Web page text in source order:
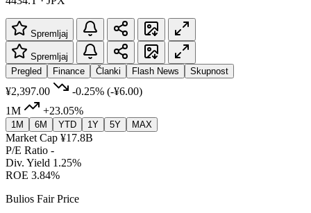
Spremljaj
Spremljaj
Pregled
Finance Članki Flash News Skupnost
¥2,397.00 -0.25% (-¥6.00)
1M
+23.05%
1M 6M YTD 1Y 5Y MAX
Market Cap ¥17.8B
P/E Ratio -
Div. Yield 1.25%
ROE 3.84%
Bulios Fair Price